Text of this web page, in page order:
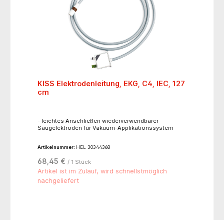
KISS Elektrodenleitung, EKG, C4, IEC, 127
cm
- leichtes Anschließen wiederverwendbarer
Saugelektroden für Vakuum-Applikationssystem
Artikelnummer: HEL 30344368
68,45 € / 1 Stück
Artikel ist im Zulauf, wird schnellstmöglich
nachgeliefert